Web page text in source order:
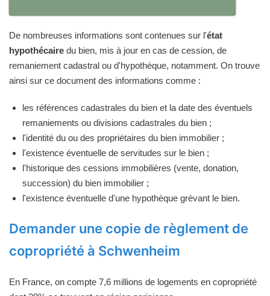
De nombreuses informations sont contenues sur l'état
hypothécaire du bien, mis à jour en cas de cession, de
remaniement cadastral ou d'hypothèque, notamment. On trouve
ainsi sur ce document des informations comme :
les références cadastrales du bien et la date des éventuels
remaniements ou divisions cadastrales du bien ;
l'identité du ou des propriétaires du bien immobilier ;
l'existence éventuelle de servitudes sur le bien ;
l'historique des cessions immobilières (vente, donation,
succession) du bien immobilier ;
l'existence éventuelle d'une hypothèque grèvant le bien.
Demander une copie de règlement de
copropriété à Schwenheim
En France, on compte 7,6 millions de logements en copropriété